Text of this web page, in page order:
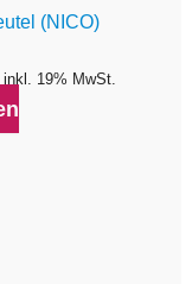
(NICO)
inkl. 19% MwSt.